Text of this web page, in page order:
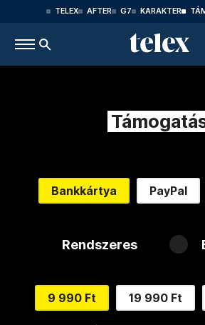
TELEX AFTER G7 KARAKTER
Bankkártya PayPal
Rendszeres
9 990 Ft 19 990 Ft